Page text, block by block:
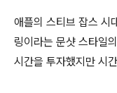
애플의 스티브 잡스 시
링이라는 문샷 스타일
시간을 투자했지만 시